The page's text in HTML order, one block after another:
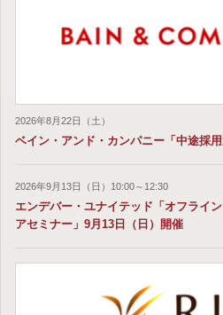
2026年8月22日（土）
ベイン・アンド・カンパニー「中途採
2026年9月13日（日）10:00～12:30
エンデバー・ユナイテッド「オフライ
アセミナー」9月13日（日）開催